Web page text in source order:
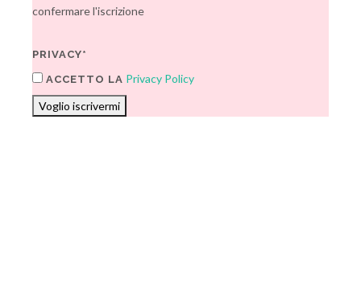
confermare l'iscrizione
PRIVACY*
ACCETTO LA Privacy Policy
Voglio iscrivermi